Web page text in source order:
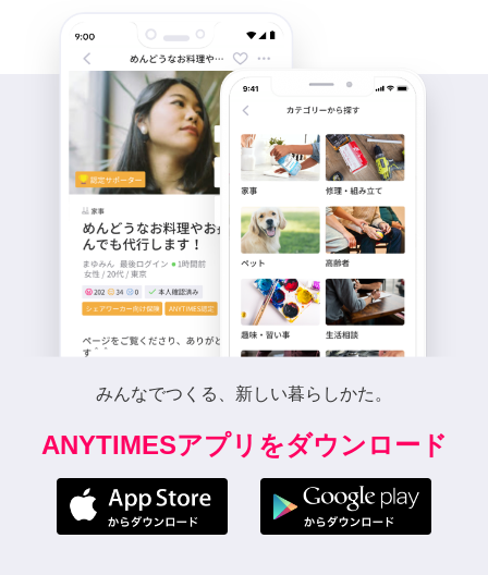
みんなでつくる、新しい暮らしかた。
ANYTIMESアプリをダウンロード